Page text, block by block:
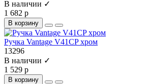
В наличии ✓
1 682 р
В корзину
Ручка Vantage V41CP хром
13296
В наличии ✓
1 529 р
В корзину